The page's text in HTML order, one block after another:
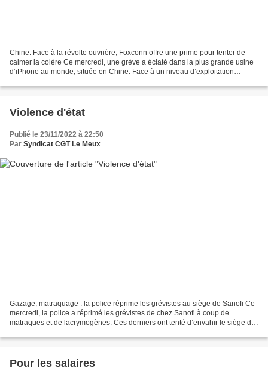
Chine. Face à la révolte ouvrière, Foxconn offre une prime pour tenter de
calmer la colère Ce mercredi, une grève a éclaté dans la plus grande usine
d’iPhone au monde, située en Chine. Face à un niveau d’exploitation
Violence d'état
Publié le 23/11/2022 à 22:50
Par Syndicat CGT Le Meux
Gazage, matraquage : la police réprime les grévistes au siège de Sanofi Ce
mercredi, la police a réprimé les grévistes de chez Sanofi à coup de
matraques et de lacrymogènes. Ces derniers ont tenté d’envahir le siège de
Pour les salaires